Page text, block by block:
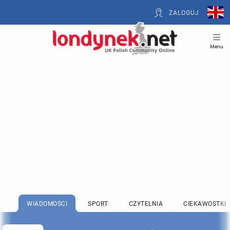
ZALOGUJ
Menu
WIADOMOŚCI SPORT CZYTELNIA CIEKAWOSTKI